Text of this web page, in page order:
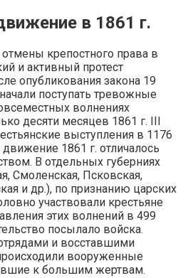
в 1861 г.
отмены крепостного права в
и активный протест
опубликования закона 19
поступать тревожные
волнениях
десяти месяцев 1861 г. III
выступления в 1176
1861 г. отличалось
В отдельных губерниях
Смоленская, Псковская,
и др.), по признанию царских
участвовали крестьяне
этих волнений в 499
посылало войска.
и восставшими
вооруженные
к большим жертвам.